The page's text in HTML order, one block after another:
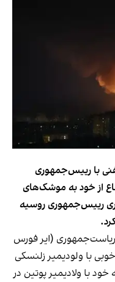
با رییس‌جمهوری
از خود به موشک‌های
رییس‌جمهوری روسیه
(ایر فورس
با ولودیمیر زلنسکی
خود با ولادیمیر پوتین در